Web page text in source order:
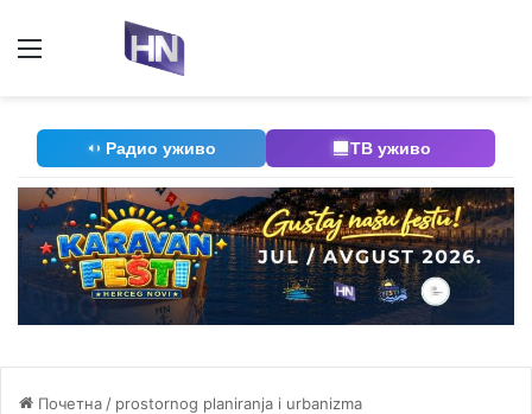
Радио уживо ТВ уживо
Почетна / prostornog planiranja i urbanizma